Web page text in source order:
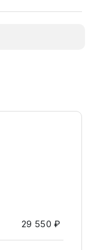
29 550 ₽